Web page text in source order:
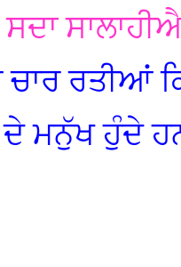
ਚਾਰ ਰਤੀਆਂ
ਦੇ ਮਨੁੱਖ ਹੁੰਦੇ